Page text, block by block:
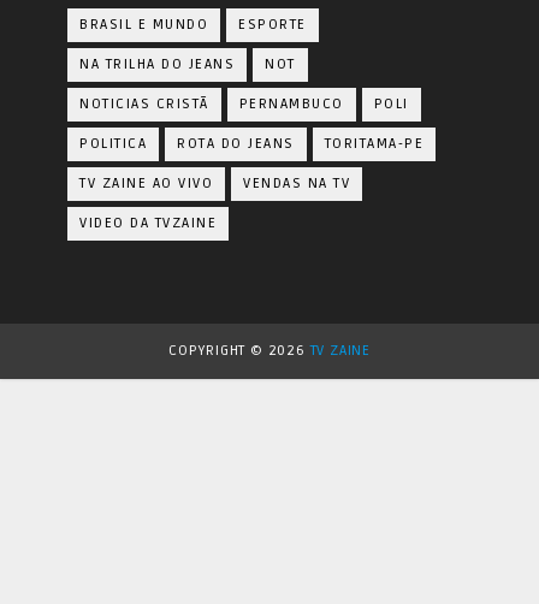
BRASIL E MUNDO ESPORTE
NA TRILHA DO JEANS NOT
NOTICIAS CRISTÃ PERNAMBUCO POLI
POLITICA ROTA DO JEANS TORITAMA-PE
TV ZAINE AO VIVO VENDAS NA TV
VIDEO DA TVZAINE
COPYRIGHT © 2026TV ZAINE